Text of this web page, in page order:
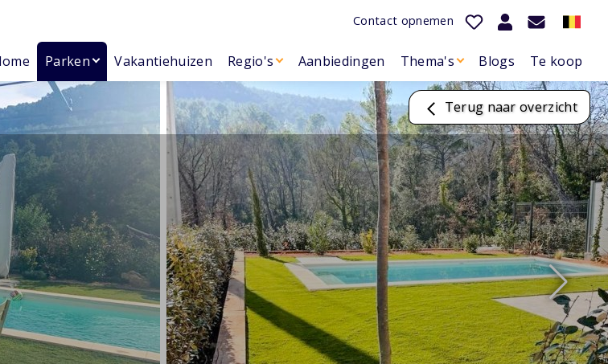
Contact opnemen
Parken Vakantiehuizen Regio's Aanbiedingen Thema's Blogs Te koop
Terug naar overzicht